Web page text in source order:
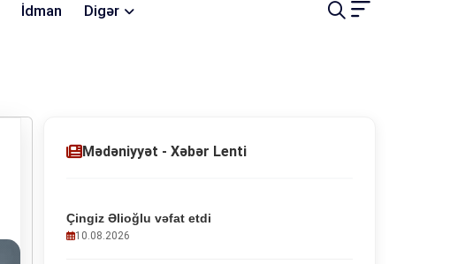
İdman Digər
Mədəniyyət - Xəbər Lenti
Çingiz Əlioğlu vəfat etdi
10.08.2026